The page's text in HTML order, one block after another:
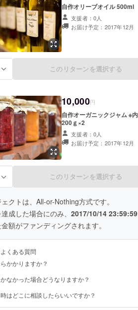
自作オリーブオイル 500ml
支援者：0人
お届け予定：2017年12月
このリターンを選択する
10,000円
自作オーガニックジャム ※内容量は
200ｇ×2
支援者：0人
お届け予定：2017年12月
このリターンを選択する
クトは、All-or-Nothing方式です。
成した場合にのみ、 2017/10/14 23:59:59
額がファンディングされます。
くある質問
かかりますか？
なかった場合どうなりますか？
はどこに相談したらいいですか？